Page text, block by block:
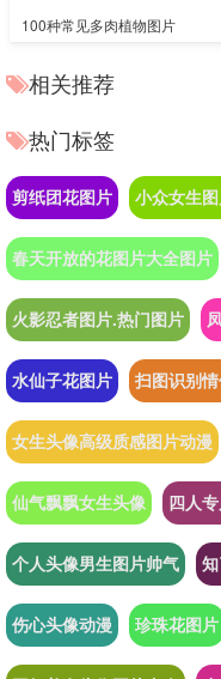
100种常见多肉植物图片
相关推荐
热门标签
剪纸团花图片 小众女生
春天开放的花图片大全图片
火影忍者图片.热门图片
水仙子花图片 扫图识别
女生头像高级质感图片动漫
仙气飘飘女生头像 四人
个人头像男生图片帅气
伤心头像动漫 珍珠花图片